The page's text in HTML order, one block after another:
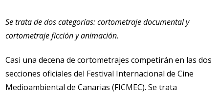
Se trata de dos categorías: cortometraje documental y
cortometraje ficción y animación.
Casi una decena de cortometrajes competirán en las dos
secciones oficiales del Festival Internacional de Cine
Medioambiental de Canarias (FICMEC). Se trata